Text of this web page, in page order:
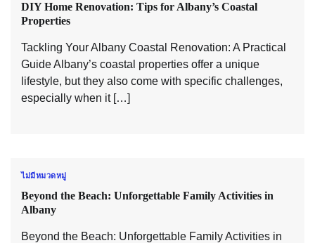
DIY Home Renovation: Tips for Albany’s Coastal
Properties
Tackling Your Albany Coastal Renovation: A Practical
Guide Albany’s coastal properties offer a unique
lifestyle, but they also come with specific challenges,
especially when it […]
ไม่มีหมวดหมู่
Beyond the Beach: Unforgettable Family Activities in
Albany
Beyond the Beach: Unforgettable Family Activities in